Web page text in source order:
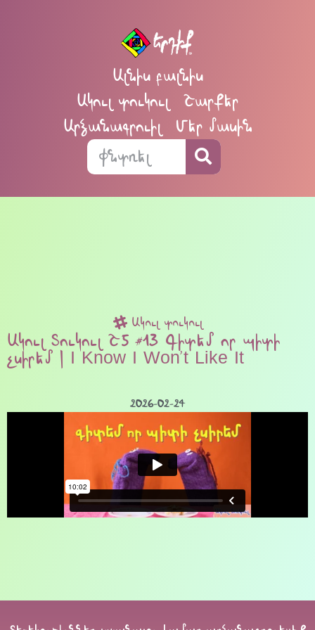
Ալնիս բալնիս
Ակուլ տուկուլ
Շարքեր
Արձանագրուիլ
Մեր մասին
Ակուլ տուկուլ
Ակուլ Տուկուլ Շ5 #13 Գիտեմ որ պիտի
չսիրեմ | I Know I Won’t Like It
2026-02-24